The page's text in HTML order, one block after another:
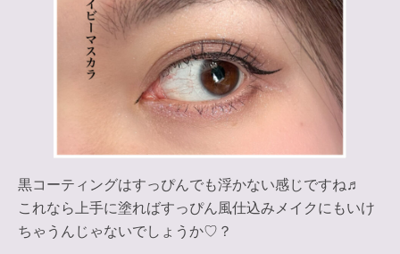
黒コーティングはすっぴんでも浮かない感じですね♬
これなら上手に塗ればすっぴん風仕込みメイクにもいけ
ちゃうんじゃないでしょうか♡？